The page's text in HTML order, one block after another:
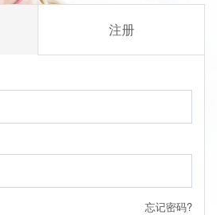
注册
忘记密码?